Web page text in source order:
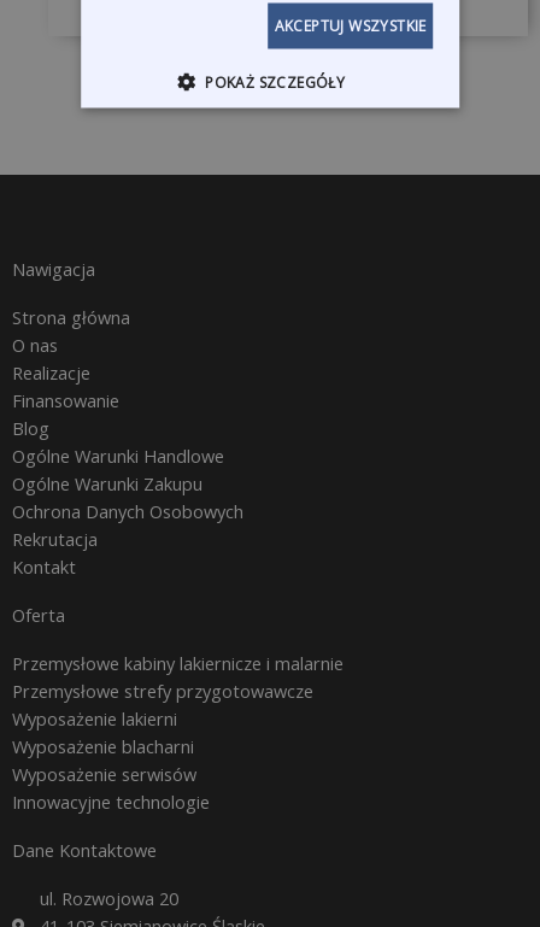
Nawigacja
Strona główna
O nas
Realizacje
Finansowanie
Blog
Ogólne Warunki Handlowe
Ogólne Warunki Zakupu
Ochrona Danych Osobowych
Rekrutacja
Kontakt
Oferta
Przemysłowe kabiny lakiernicze i malarnie
Przemysłowe strefy przygotowawcze
Wyposażenie lakierni
Wyposażenie blacharni
Wyposażenie serwisów
Innowacyjne technologie
Dane Kontaktowe
ul. Rozwojowa 20
AKCEPTUJ WSZYSTKIE
POKAŻ SZCZEGÓŁY